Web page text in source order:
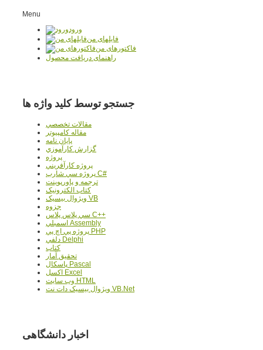
Menu
ورود
فایلهای من
فاکتورهای من
راهنمای دریافت محصول
جستجو توسط کلید واژه ها
مقالات تخصصي
مقاله کامپیوتر
پایان نامه
گزارش کارآموزي
پروژه
پروژه کارآفريني
پروژه سي شارپ C#
ترجمه و پاورپوينت
کتاب الکترونيک
ويژوال بيسيک VB
جزوه
سي پلاس پلاس C++
اسمبلي Assembly
پروژه پي اچ پي PHP
دلفي Delphi
کتاب
تحقيق آمار
پاسکال Pascal
اکسل Excel
وب سايت HTML
ويژوال بيسيک دات نت VB.Net
اخبار دانشگاهی